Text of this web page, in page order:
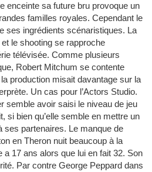
enceinte sa future bru provoque un
familles royales. Cependant le
ses ingrédients scénaristiques. La
le shooting se rapproche
télévisée. Comme plusieurs
Robert Mitchum se contente
production misait davantage sur la
Un cas pour l’Actors Studio.
semble avoir saisi le niveau de jeu
si bien qu’elle semble en mettre un
ses partenaires. Le manque de
en Theron nuit beaucoup à la
a 17 ans alors que lui en fait 32. Son
Par contre George Peppard dans